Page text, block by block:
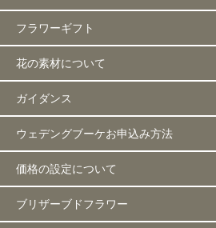
フラワーギフト
花の素材について
ガイダンス
ウェデングブーケお申込み方法
価格の設定について
ブリザーブドフラワー